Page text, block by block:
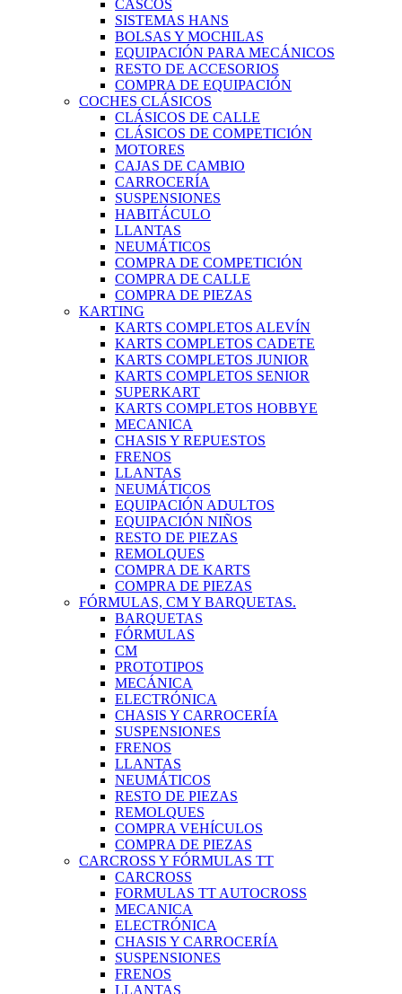
CASCOS
SISTEMAS HANS
BOLSAS Y MOCHILAS
EQUIPACIÓN PARA MECÁNICOS
RESTO DE ACCESORIOS
COMPRA DE EQUIPACIÓN
COCHES CLÁSICOS
CLÁSICOS DE CALLE
CLÁSICOS DE COMPETICIÓN
MOTORES
CAJAS DE CAMBIO
CARROCERÍA
SUSPENSIONES
HABITÁCULO
LLANTAS
NEUMÁTICOS
COMPRA DE COMPETICIÓN
COMPRA DE CALLE
COMPRA DE PIEZAS
KARTING
KARTS COMPLETOS ALEVÍN
KARTS COMPLETOS CADETE
KARTS COMPLETOS JUNIOR
KARTS COMPLETOS SENIOR
SUPERKART
KARTS COMPLETOS HOBBYE
MECANICA
CHASIS Y REPUESTOS
FRENOS
LLANTAS
NEUMÁTICOS
EQUIPACIÓN ADULTOS
EQUIPACIÓN NIÑOS
RESTO DE PIEZAS
REMOLQUES
COMPRA DE KARTS
COMPRA DE PIEZAS
FÓRMULAS, CM Y BARQUETAS.
BARQUETAS
FÓRMULAS
CM
PROTOTIPOS
MECÁNICA
ELECTRÓNICA
CHASIS Y CARROCERÍA
SUSPENSIONES
FRENOS
LLANTAS
NEUMÁTICOS
RESTO DE PIEZAS
REMOLQUES
COMPRA VEHÍCULOS
COMPRA DE PIEZAS
CARCROSS Y FÓRMULAS TT
CARCROSS
FORMULAS TT AUTOCROSS
MECANICA
ELECTRÓNICA
CHASIS Y CARROCERÍA
SUSPENSIONES
FRENOS
LLANTAS